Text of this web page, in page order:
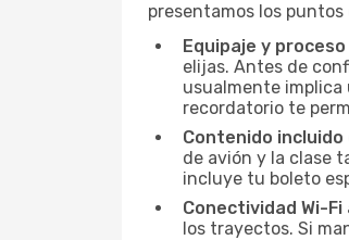
presentamos los
Equipaje y
elijas. Antes de
usualmente implica
recordatorio te
Contenido
de avión y la clase
incluye tu boleto
Conectividad Wi-Fi
los trayectos. Si